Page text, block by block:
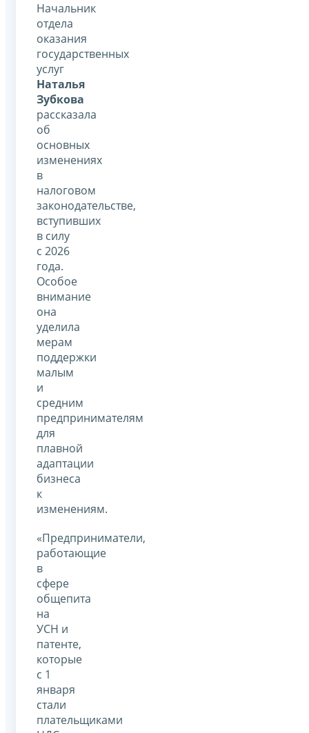
Начальник
отдела
оказания
государственных
услуг
Наталья
Зубкова
рассказала
об
основных
изменениях
в
налоговом
законодательстве,
вступивших
в силу
с 2026
года.
Особое
внимание
она
уделила
мерам
поддержки
малым
и
средним
предпринимателям
для
плавной
адаптации
бизнеса
к
изменениям.
«Предприниматели,
работающие
в
сфере
общепита
на
УСН и
патенте,
которые
с 1
января
стали
плательщиками